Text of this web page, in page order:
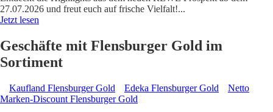
27.07.2026 und freut euch auf frische Vielfalt!...
Jetzt lesen
Geschäfte mit Flensburger Gold im
Sortiment
Kaufland Flensburger Gold Edeka Flensburger Gold
Netto
Marken-Discount Flensburger Gold